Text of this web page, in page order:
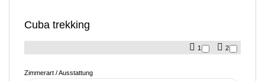
Cuba trekking
1 2
Zimmerart / Ausstattung